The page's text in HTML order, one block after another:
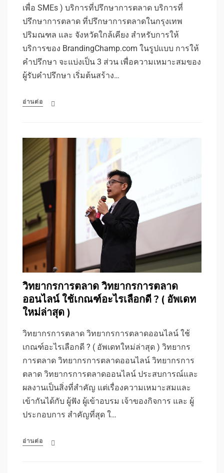
เพื่อ SMEs ) บริการที่ปรึกษาการตลาด บริการที่
ปรึกษาการตลาด ที่ปรึกษาการตลาดในกรุงเทพ
ปริมณฑล และ จังหวัดใกล้เคียง สำหรับการให้
บริการของ BrandingChamp.com ในรูปแบบ การให้
คำปรึกษา จะแบ่งเป็น 3 ส่วน เพื่อความเหมาะสมของ
ผู้รับคำปรึกษา เริ่มต้นสร้าง…
อ่านต่อ
วิทยากรการตลาด วิทยากรการตลาด
ออนไลน์ ใช้เกณฑ์อะไรเลือกดี ? ( อัพเดท
ใหม่ล่าสุด )
วิทยากรการตลาด วิทยากรการตลาดออนไลน์ ใช้
เกณฑ์อะไรเลือกดี ? ( อัพเดทใหม่ล่าสุด ) วิทยากร
การตลาด วิทยากรการตลาดออนไลน์ วิทยากรการ
ตลาด วิทยากรการตลาดออนไลน์ ประสบการณ์และ
ผลงานเป็นสิ่งที่สำคัญ แต่เรื่องความเหมาะสมและ
เข้ากันได้กับ ผู้ฟัง ผู้เข้าอบรม เจ้าของกิจการ และ ผู้
ประกอบการ สำคัญที่สุด ใ…
อ่านต่อ